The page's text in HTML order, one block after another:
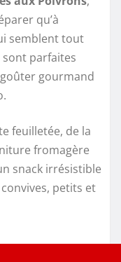
qu’à
semblent tout
parfaites
gourmand
feuilletée, de la
fromagère
snack irrésistible
petits et